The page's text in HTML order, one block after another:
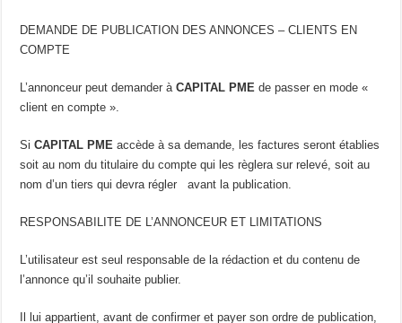
DEMANDE DE PUBLICATION DES ANNONCES – CLIENTS EN
COMPTE
L’annonceur peut demander àCAPITAL PME de passer en mode «
client en compte ».
SiCAPITAL PME accède à sa demande, les factures seront établies
soit au nom du titulaire du compte qui les règlera sur relevé, soit au
nom d’un tiers qui devra régler avant la publication.
RESPONSABILITE DE L’ANNONCEUR ET LIMITATIONS
L’utilisateur est seul responsable de la rédaction et du contenu de
l’annonce qu’il souhaite publier.
Il lui appartient, avant de confirmer et payer son ordre de publication,